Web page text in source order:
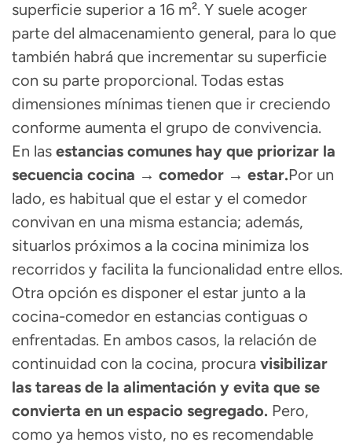
superficie superior a 16 m². Y suele acoger
parte del almacenamiento general, para lo que
también habrá que incrementar su superficie
con su parte proporcional. Todas estas
dimensiones mínimas tienen que ir creciendo
conforme aumenta el grupo de convivencia.
En las estancias comunes hay que priorizar la
secuencia cocina → comedor → estar.Por un
lado, es habitual que el estar y el comedor
convivan en una misma estancia; además,
situarlos próximos a la cocina minimiza los
recorridos y facilita la funcionalidad entre ellos.
Otra opción es disponer el estar junto a la
cocina-comedor en estancias contiguas o
enfrentadas. En ambos casos, la relación de
continuidad con la cocina, procura visibilizar
las tareas de la alimentación y evita que se
convierta en un espacio segregado. Pero,
como ya hemos visto, no es recomendable